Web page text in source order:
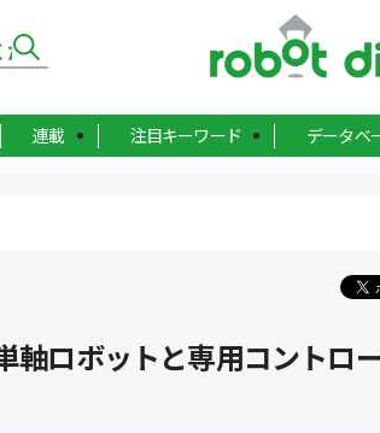
連載 注目キーワード データベ
軸ロボットと専用コントロ